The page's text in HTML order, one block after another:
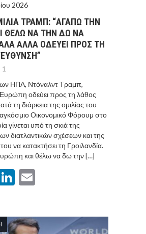
2026
ΤΡΑΜΠ: “ΑΓΑΠΩ ΤΗΝ
ΘΕΛΩ ΝΑ ΤΗΝ ΔΩ ΝΑ
ΑΛΛΑ ΟΔΕΥΕΙ ΠΡΟΣ ΤΗ
ΗΠΑ, Ντόναλντ Τραμπ,
οδεύει προς τη λάθος
τη διάρκεια της ομιλίας του
Οικονομικό Φόρουμ στο
γίνεται υπό τη σκιά της
διατλαντικών σχέσεων και της
να κατακτήσει τη Γροιλανδία.
και θέλω να δω την […]
LinkedIn